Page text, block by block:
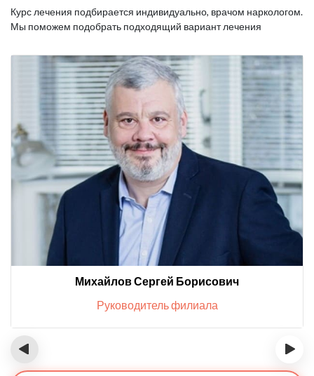
Курс лечения подбирается индивидуально, врачом наркологом.
Мы поможем подобрать подходящий вариант лечения
Михайлов Сергей Борисович
Руководитель филиала
‹ ›